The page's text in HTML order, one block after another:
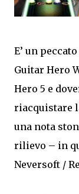
E’ un
Guitar Hero
Hero 5 e
riacquistare
una nota
rilievo – in
Neversoft /